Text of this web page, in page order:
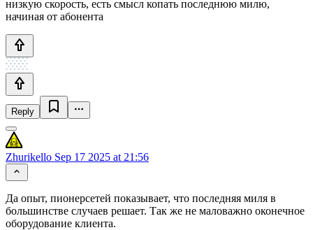
низкую скорость, есть смысл копать последнюю милю,
начиная от абонента
Reply
Zhurikello Sep 17 2025 at 21:56
Да опыт, пионерсетей показывает, что последняя миля в
большинстве случаев решает. Так же не маловажно оконечное
оборудование клиента.